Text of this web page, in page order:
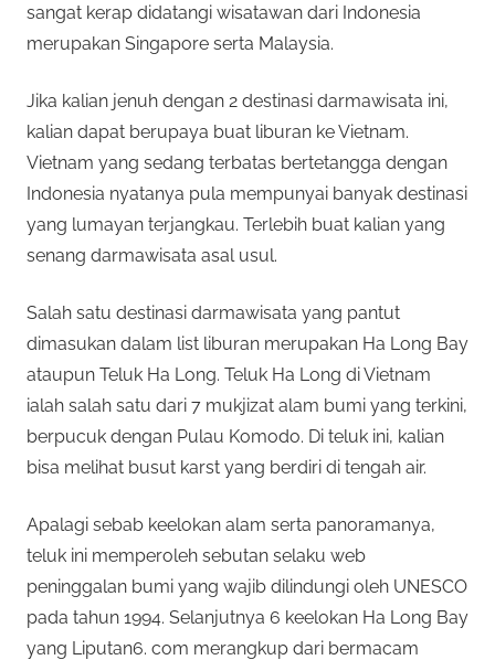
sangat kerap didatangi wisatawan dari Indonesia
merupakan Singapore serta Malaysia.
Jika kalian jenuh dengan 2 destinasi darmawisata ini,
kalian dapat berupaya buat liburan ke Vietnam.
Vietnam yang sedang terbatas bertetangga dengan
Indonesia nyatanya pula mempunyai banyak destinasi
yang lumayan terjangkau. Terlebih buat kalian yang
senang darmawisata asal usul.
Salah satu destinasi darmawisata yang pantut
dimasukan dalam list liburan merupakan Ha Long Bay
ataupun Teluk Ha Long. Teluk Ha Long di Vietnam
ialah salah satu dari 7 mukjizat alam bumi yang terkini,
berpucuk dengan Pulau Komodo. Di teluk ini, kalian
bisa melihat busut karst yang berdiri di tengah air.
Apalagi sebab keelokan alam serta panoramanya,
teluk ini memperoleh sebutan selaku web
peninggalan bumi yang wajib dilindungi oleh UNESCO
pada tahun 1994. Selanjutnya 6 keelokan Ha Long Bay
yang Liputan6. com merangkup dari bermacam